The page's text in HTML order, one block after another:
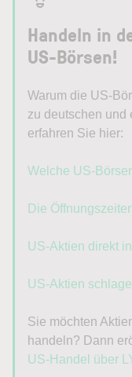
Handeln in
US-Börsen!
Warum die US-
zu deutschen und
erfahren Sie hier:
Welche US-
Die
US-Aktien direkt
US-Aktien
Sie möchten
handeln? Dann
US-Handel über